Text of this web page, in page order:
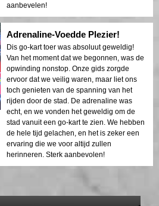
aanbevelen!
Adrenaline-Voedde Plezier!
Dis go-kart toer was absoluut geweldig!
Van het moment dat we begonnen, was de
opwinding nonstop. Onze gids zorgde
ervoor dat we veilig waren, maar liet ons
toch genieten van de spanning van het
rijden door de stad. De adrenaline was
echt, en we vonden het geweldig om de
stad vanuit een go-kart te zien. We hebben
de hele tijd gelachen, en het is zeker een
ervaring die we voor altijd zullen
herinneren. Sterk aanbevolen!